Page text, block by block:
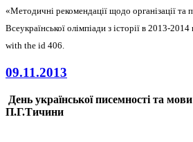
«Методичні рекомендації щодо організації та
Всеукраїнської олімпіади з історії в 2013-2014
with the id 406.
09.11.2013
День української писемності та
П.Г.Тичини